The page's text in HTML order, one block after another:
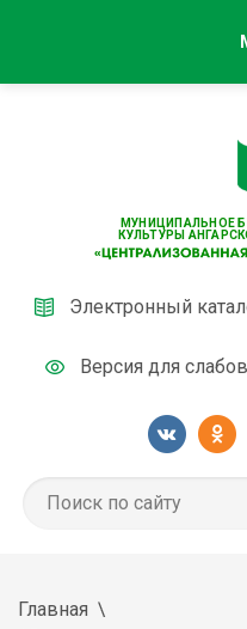
МУНИЦИПАЛЬНОЕ
КУЛЬТУРЫ
Электронный
Версия для
Главная